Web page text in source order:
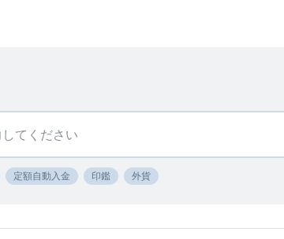
定額自動入金 印鑑 外貨